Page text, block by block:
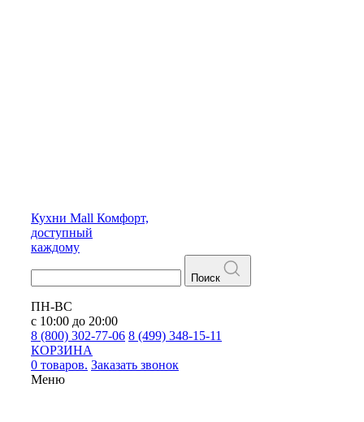
Кухни Mall Комфорт,
доступный
каждому
Поиск
ПН-ВС
с 10:00 до 20:00
8 (800) 302-77-06 8 (499) 348-15-11
КОРЗИНА
0 товаров. Заказать звонок
Меню